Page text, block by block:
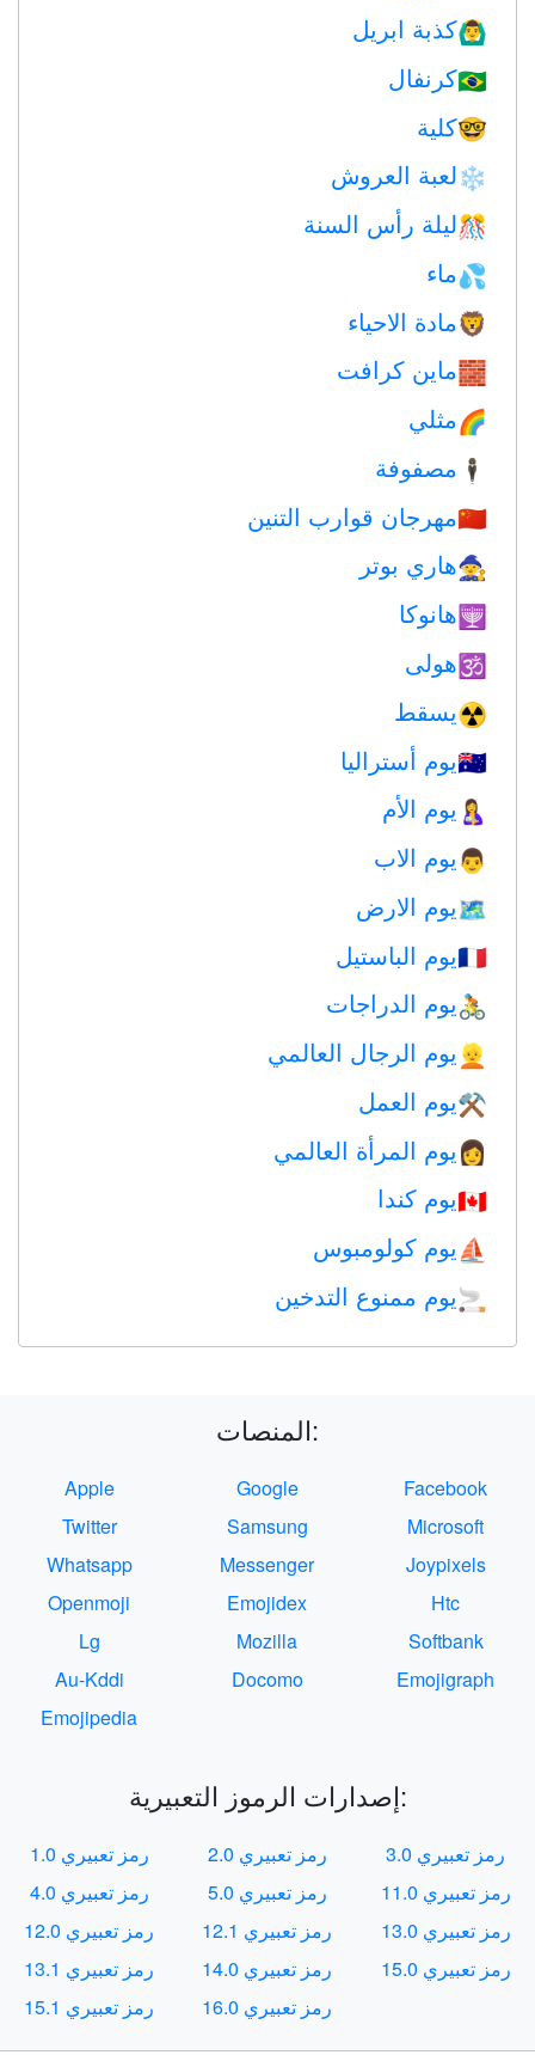
🙆‍♂️كذبة ابريل
🇧🇷كرنفال
🤓كلية
❄️لعبة العروش
🎊ليلة رأس السنة
💦ماء
🦁مادة الاحياء
🧱ماين كرافت
🌈مثلي
🕴️ مصفوفة
🇨🇳مهرجان قوارب التنين
🧙هاري بوتر
🕎هانوكا
🕉هولى
☢️يسقط
🇦🇺يوم أستراليا
🤱 يوم الأم
👨 يوم الاب
🗺️يوم الارض
🇫🇷يوم الباستيل
🚴يوم الدراجات
👱 يوم الرجال العالمي
⚒️يوم العمل
👩 يوم المرأة العالمي
🇨🇦يوم كندا
⛵️ يوم كولومبوس
🚬يوم ممنوع التدخين
المنصات:
Apple Google
Facebook
Twitter
Samsung
Microsoft
Whatsapp
Messenger
Joypixels
Openmoji
Emojidex
Htc
Lg
Mozilla
Softbank
Au-Kddi
Docomo
Emojigraph
Emojipedia
إصدارات الرموز التعبيرية:
رمز تعبيري 1.0 رمز تعبيري 2.0
رمز تعبيري 3.0
رمز تعبيري 4.0
رمز تعبيري 5.0
رمز تعبيري 11.0
رمز تعبيري 12.0
رمز تعبيري 12.1
رمز تعبيري 13.0
رمز تعبيري 13.1
رمز تعبيري 14.0
رمز تعبيري 15.0
رمز تعبيري 15.1
رمز تعبيري 16.0